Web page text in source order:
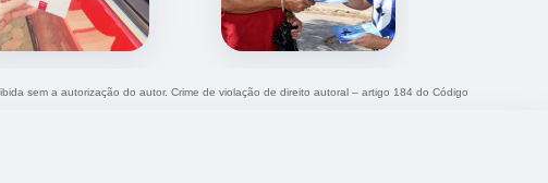
sem a autorização do autor. Crime de violação de direito autoral – artigo 184 do Código